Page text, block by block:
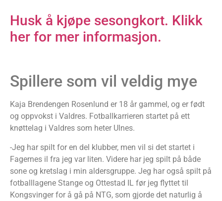
Husk å kjøpe sesongkort. Klikk
her for mer informasjon.
Spillere som vil veldig mye
Kaja Brendengen Rosenlund er 18 år gammel, og er født
og oppvokst i Valdres. Fotballkarrieren startet på ett
knøttelag i Valdres som heter Ulnes.
-Jeg har spilt for en del klubber, men vil si det startet i
Fagernes il fra jeg var liten. Videre har jeg spilt på både
sone og kretslag i min aldersgruppe. Jeg har også spilt på
fotballlagene Stange og Ottestad IL før jeg flyttet til
Kongsvinger for å gå på NTG, som gjorde det naturlig å